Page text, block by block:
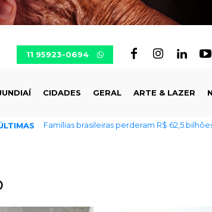
11 95923-0694
CIDADES GERAL ARTE & LAZER
Famílias brasileiras perderam R$ 62,5